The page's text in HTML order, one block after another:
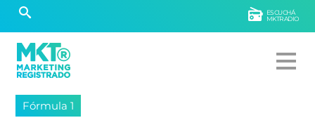
ESCUCHÁ
MKTRADIO
Fórmula 1